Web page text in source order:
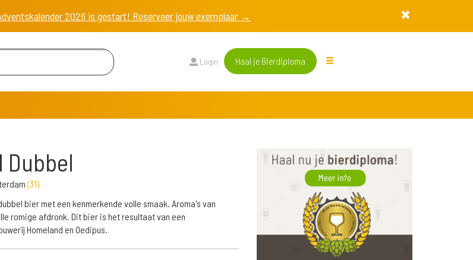
2026 is gestart! Reserveer jouw exemplaar →
Login Haal je Bierdiploma
Dubbel
(31)
bier met een kenmerkende volle smaak. Aroma's van
romige afdronk. Dit bier is het resultaat van een
Homeland en Oedipus.